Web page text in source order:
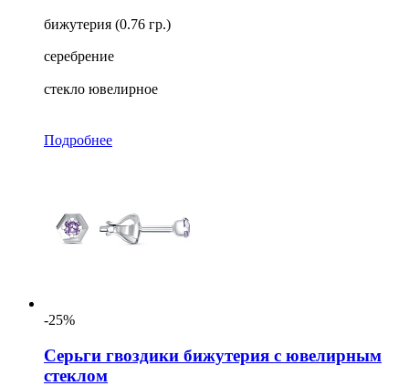
бижутерия (0.76 гр.)
серебрение
стекло ювелирное
Подробнее
-25%
Серьги гвоздики бижутерия с ювелирным
стеклом